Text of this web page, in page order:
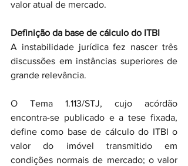
valor atual de mercado.
Definição da base de cálculo do ITBI
A instabilidade jurídica fez nascer três
discussões em instâncias superiores de
grande relevância.
O Tema 1.113/STJ, cujo acórdão
encontra-se publicado e a tese fixada,
define como base de cálculo do ITBI o
valor do imóvel transmitido em
condições normais de mercado; o valor